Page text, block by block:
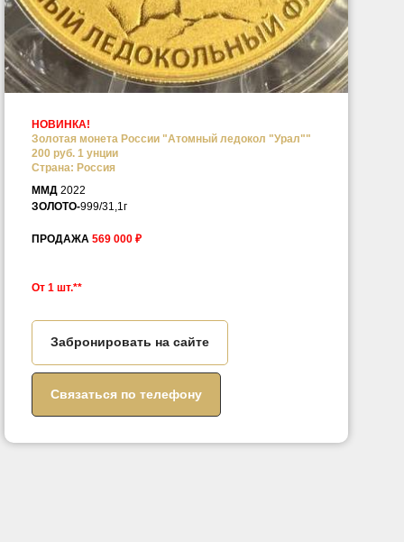
НОВИНКА!
Золотая монета России "Атомный ледокол "Урал""
200 руб. 1 унции
Страна: Россия
ММД 2022
ЗОЛОТО-999/31,1г
ПРОДАЖА 569 000 ₽
От 1 шт.**
Забронировать на сайте
Связаться по телефону